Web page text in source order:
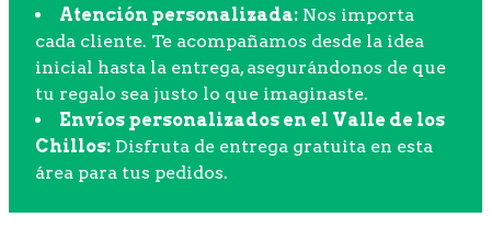
Atención personalizada: Nos importa
cada cliente. Te acompañamos desde la idea
inicial hasta la entrega, asegurándonos de que
tu regalo sea justo lo que imaginaste.
Envíos personalizados en el Valle de los
Chillos: Disfruta de entrega gratuita en esta
área para tus pedidos.